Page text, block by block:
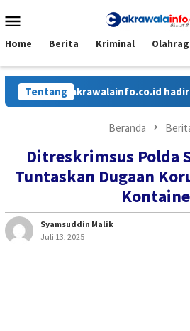
ke
Mobile
Home Berita Kriminal
Tentang
Cakrawalainfo.co.id hadir
Beranda
Ditreskrimsus Polda
Tuntaskan Dugaan
Syamsuddin Malik
Juli 13, 2025